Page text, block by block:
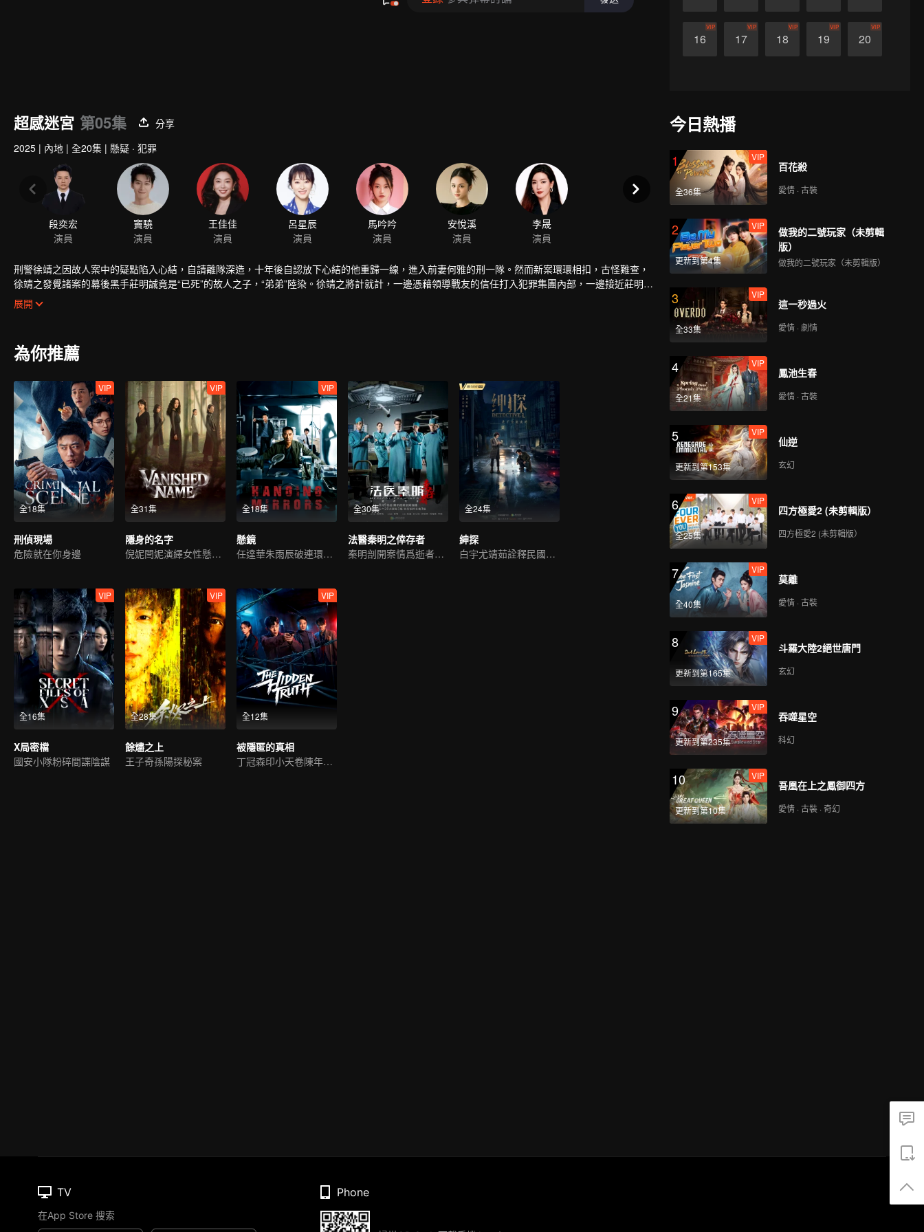
16
VIP
17
VIP
18
VIP
19
VIP
20
VIP
超感迷宮 第05集
分享
2025 | 內地 | 全20集 | 懸疑 · 犯罪
段奕宏
演員
竇驍
演員
王佳佳
演員
呂星辰
演員
馬吟吟
演員
安悅溪
演員
李晟
演員
刑警徐靖之因故人案中的疑點陷入心結，自請離隊深造，十年後自認放下心結的他重歸一線，進入前妻何雅的刑一隊。然而新案環環相扣，古怪難查，
徐靖之發覺諸案的幕後黑手莊明誠竟是“已死”的故人之子，“弟弟”陸染。徐靖之將計就計，一邊憑藉領導戰友的信任打入犯罪集團內部，一邊接近莊明
誠，阻止他泥足深陷。殊途兄弟借案交鋒，兩人終將作出各自的抉擇。
展開
為你推薦
全18集
VIP
刑偵現場
危險就在你身邊
全31集
VIP
隱身的名字
倪妮閆妮演繹女性懸疑劇
全18集
VIP
懸鏡
任達華朱雨辰破連環沉屍案
全30集
法醫秦明之倖存者
秦明剖開案情爲逝者代言
全24集
紳探
白宇尤靖茹詮釋民國偵探範
全16集
VIP
X局密檔
國安小隊粉碎間諜陰謀
全28集
VIP
餘燼之上
王子奇孫陽探秘案
全12集
VIP
被隱匿的真相
丁冠森印小天卷陳年懸案
今日熱播
1
全36集
VIP
百花殺
愛情 · 古裝
2
更新到第4集
VIP
做我的二號玩家（未剪輯
版）
做我的二號玩家（未剪輯版）
3
全33集
VIP
這一秒過火
愛情 · 劇情
4
全21集
VIP
鳳池生春
愛情 · 古裝
5
更新到第153集
VIP
仙逆
玄幻
6
全25集
VIP
四方極愛2 (未剪輯版）
四方極愛2 (未剪輯版）
7
全40集
VIP
莫離
愛情 · 古裝
8
更新到第165集
VIP
斗羅大陸2絕世唐門
玄幻
9
更新到第235集
VIP
吞噬星空
科幻
10
更新到第10集
VIP
吾凰在上之鳳御四方
愛情 · 古裝 · 奇幻
TV
在App Store 搜索
Phone